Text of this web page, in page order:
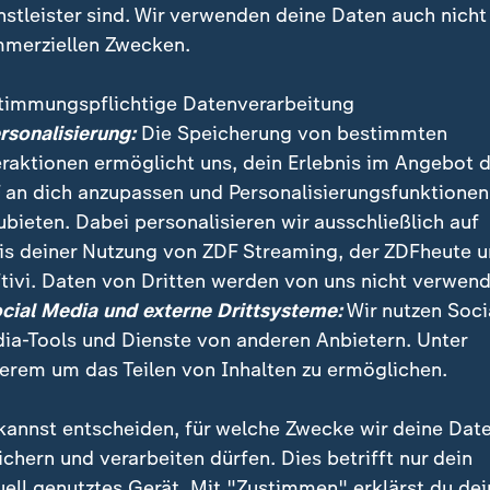
geht heute die elektronische Patientenakte
Versicherten angelegt werden, außer, sie
sind. Wir verwenden deine Daten auch nicht
Zwecken.
Datenverarbeitung
Die Speicherung von bestimmten
ermöglicht uns, dein Erlebnis im Angebot
an dich anzupassen und Personalisierungsfunktionen
Dabei personalisieren wir ausschließlich auf
deiner Nutzung von ZDF Streaming, der ZDFheute
Daten von Dritten werden von uns nicht
Media und externe Drittsysteme:Wir nutzen
Tools und Dienste von anderen Anbietern. Unter
um das Teilen von Inhalten zu ermöglichen.
entscheiden, für welche Zwecke wir deine
und verarbeiten dürfen. Dies betrifft nur dein